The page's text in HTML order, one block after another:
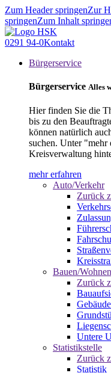
Zum Header springenZur
springenZum Inhalt
0291 94-0Kontakt
Bürgerservice
Bürgerservice Alles
Hier finden Sie die
bis zu den
können natürlich
suchen. Unter "mehr
Kreisverwaltung
mehr erfahren
Auto/Verkehr
Zurück
Bauen/
Zurück
Untere
Statistikstelle
Zurück
Statistik